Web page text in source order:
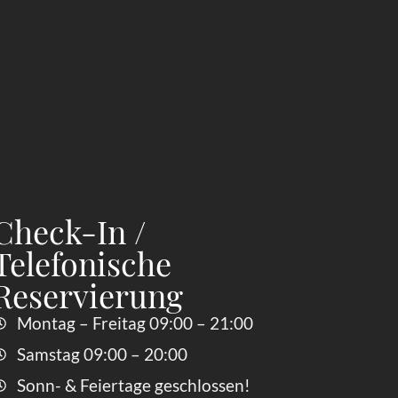
In /
Montag – Freitag 09:00 – 21:00
Samstag 09:00 – 20:00
Sonn- & Feiertage geschlossen!